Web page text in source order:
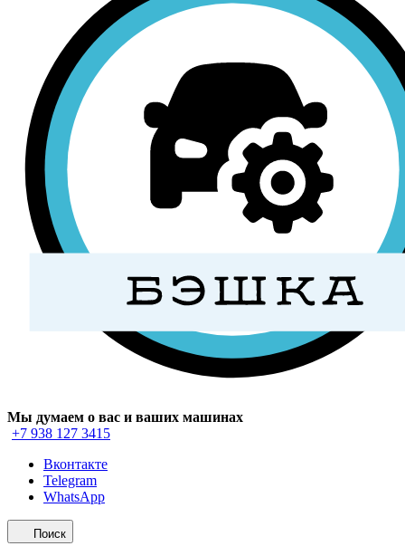
Мы думаем о вас и ваших машинах
+7 938 127 3415
Вконтакте
Telegram
WhatsApp
Поиск